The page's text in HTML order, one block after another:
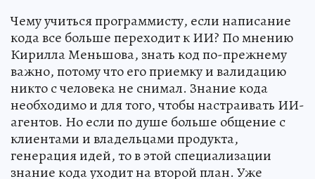
Чему учиться программисту, если написание
кода все больше переходит к ИИ? По мнению
Кирилла Меньшова, знать код по-прежнему
важно, потому что его приемку и валидацию
никто с человека не снимал. Знание кода
необходимо и для того, чтобы настраивать ИИ-
агентов. Но если по душе больше общение с
клиентами и владельцами продукта,
генерация идей, то в этой специализации
знание кода уходит на второй план. Уже